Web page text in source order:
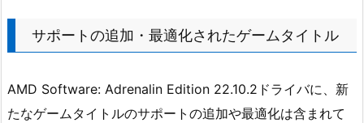
サポートの追加・最適化されたゲームタイトル
AMD Software: Adrenalin Edition 22.10.2ドライバに、新
たなゲームタイトルのサポートの追加や最適化は含まれて